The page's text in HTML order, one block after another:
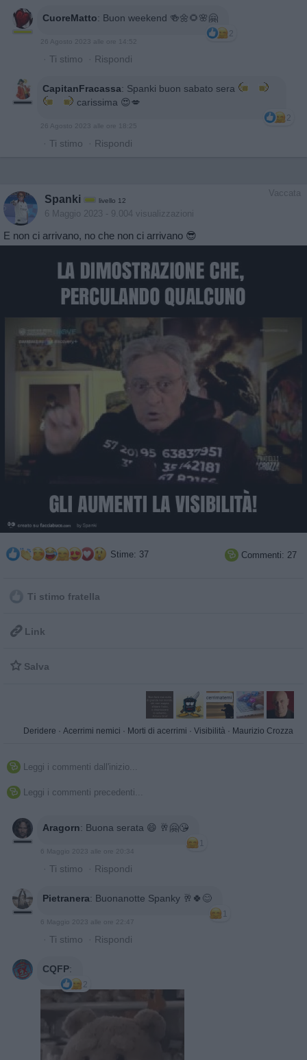
CuoreMatto: Buon weekend 🍻🌼🌻🌸🤗
2
26 Agosto 2023 alle ore 14:52
· Ti stimo · Rispondi
CapitanFracassa: Spanki buon sabato sera
carissima 😍💋
2
26 Agosto 2023 alle ore 18:25
· Ti stimo · Rispondi
Vaccata
Spanki livello 12
6 Maggio 2023 - 9.004 visualizzazioni
E non ci arrivano, no che non ci arrivano 😎
Stime: 37  Commenti: 27
Ti stimo fratella
 Link
 Salva
Deridere · Acerrimi nemici · Morti di acerrimi · Visibilità · Maurizio Crozza
 Leggi i commenti dall'inizio...
 Leggi i commenti precedenti...
Aragorn: Buona serata 😄 🥂🤗😘
1
6 Maggio 2023 alle ore 20:34
· Ti stimo · Rispondi
Pietranera: Buonanotte Spanky 🥂🍀😊
1
6 Maggio 2023 alle ore 22:47
· Ti stimo · Rispondi
CQFP:
2